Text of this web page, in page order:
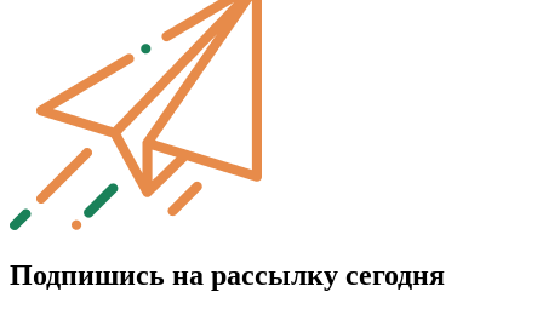
Подпишись на рассылку сегодня